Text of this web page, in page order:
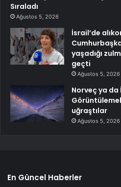
Sıraladı
Ağustos 5, 2026
İsrail’de
yaşadığı
geçti
Ağustos 5, 2026
Norveç ya da
uğraştılar
Ağustos 5, 2026
En Güncel Haberler